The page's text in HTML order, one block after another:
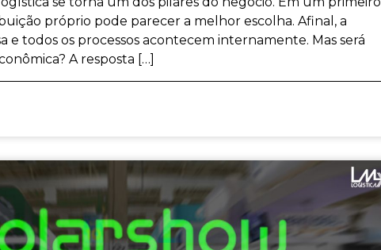
próprio pode parecer a melhor escolha. Afinal, a
todos os processos acontecem internamente. Mas será
A resposta […]